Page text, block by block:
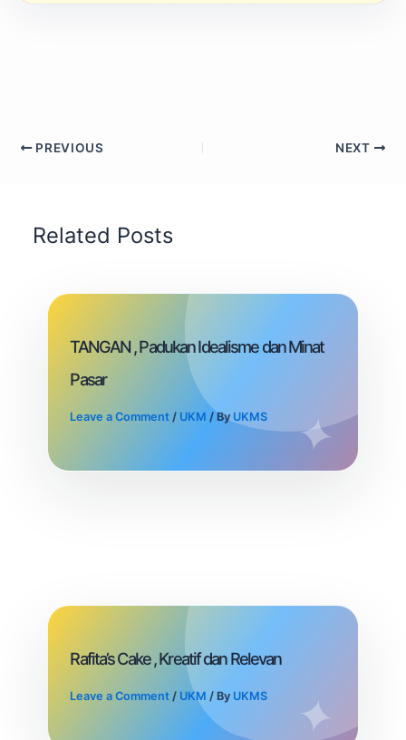
PREVIOUS NEXT
Related Posts
TANGAN , Padukan Idealisme dan Minat
Pasar
Leave a Comment / UKM / By UKMS
Rafita’s Cake , Kreatif dan Relevan
Leave a Comment / UKM / By UKMS